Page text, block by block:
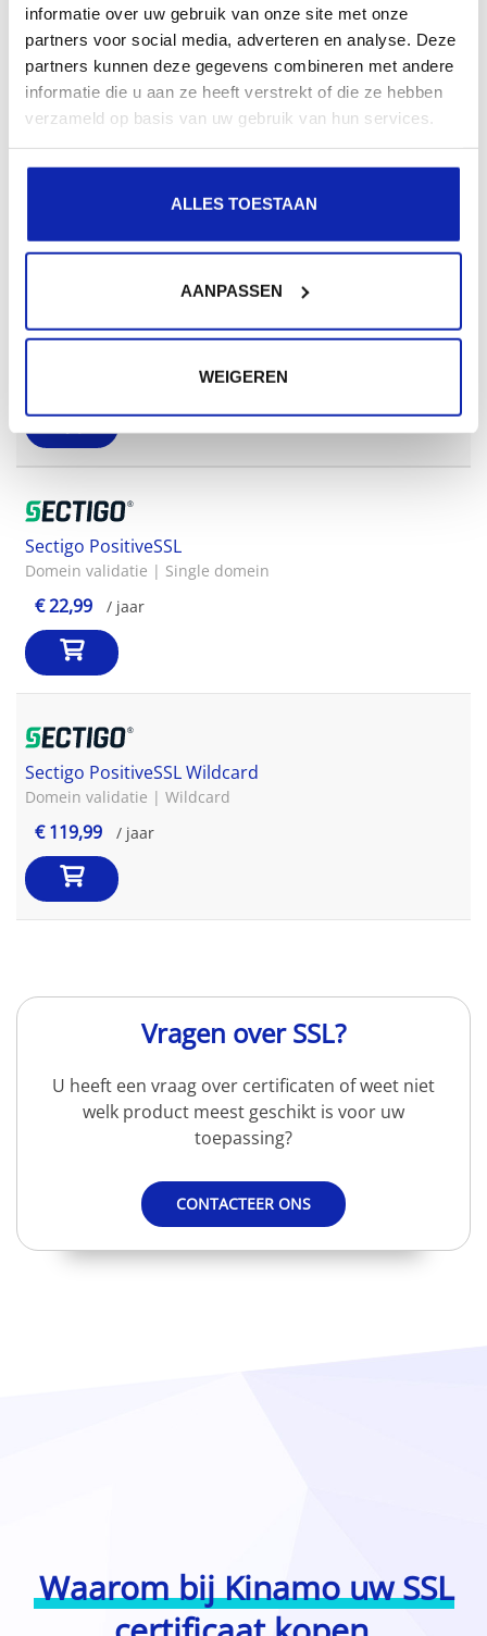
informatie over uw gebruik van onze site met onze
partners voor social media, adverteren en analyse. Deze
partners kunnen deze gegevens combineren met andere
informatie die u aan ze heeft verstrekt of die ze hebben
verzameld op basis van uw gebruik van hun services.
ALLES TOESTAAN
AANPASSEN
WEIGEREN
GlobalSign OrganisationSSL
Organisatie validatie | Multi-domein
€ 215,99 / jaar
Organisatie validatie | Wildcard
Sectigo PositiveSSL
Domein validatie | Single domein
€ 22,99 / jaar
Sectigo PositiveSSL Wildcard
Domein validatie | Wildcard
€ 119,99 / jaar
Vragen over SSL?
U heeft een vraag over certificaten of weet niet
welk product meest geschikt is voor uw
toepassing?
CONTACTEER ONS
Waarom bij Kinamo uw SSL